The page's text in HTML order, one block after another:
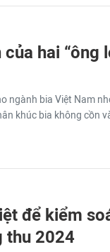
hai “ông
ngành bia Việt Nam
khúc bia không cồn
để kiểm
thu 2024